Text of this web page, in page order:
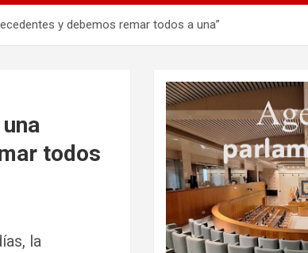
y debemos remar todos a una”
todos
la